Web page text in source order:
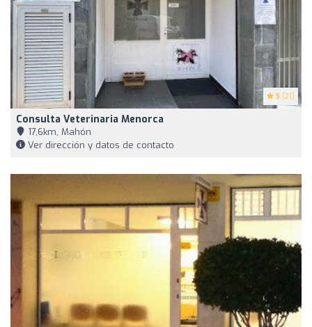
5 (21)
Consulta Veterinaria Menorca
17,6km, Mahón
Ver dirección y datos de contacto